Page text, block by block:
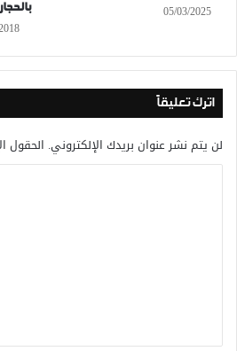
05/03/2025
اترك تعليقاً
لن يتم نشر عنوان بريدك الإلكتروني. الحقول